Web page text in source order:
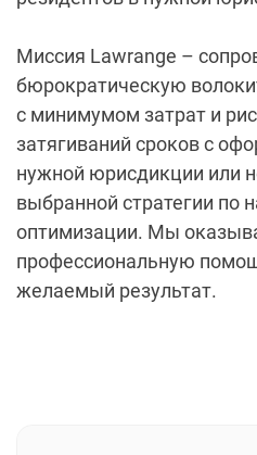
Миссия Lawrange –
бюрократическую
с минимумом затрат и
затягиваний сроков с
нужной юрисдикции или
выбранной стратегии по
оптимизации. Мы
профессиональную
желаемый результат.